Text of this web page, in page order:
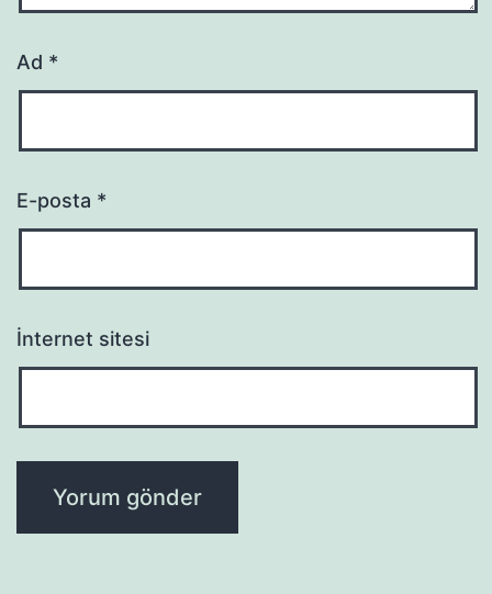
Ad *
E-posta *
İnternet sitesi